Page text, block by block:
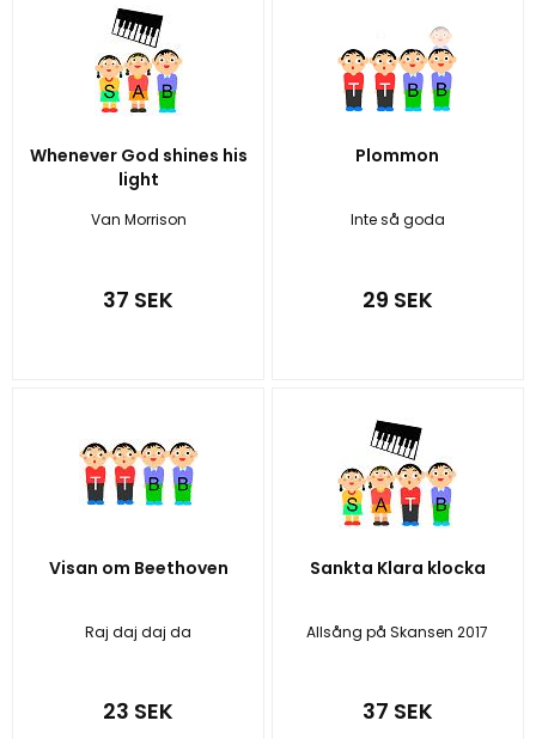
Whenever God shines his
light
Van Morrison
37 SEK
Plommon
Inte så goda
29 SEK
Visan om Beethoven
Raj daj daj da
23 SEK
Sankta Klara klocka
Allsång på Skansen 2017
37 SEK